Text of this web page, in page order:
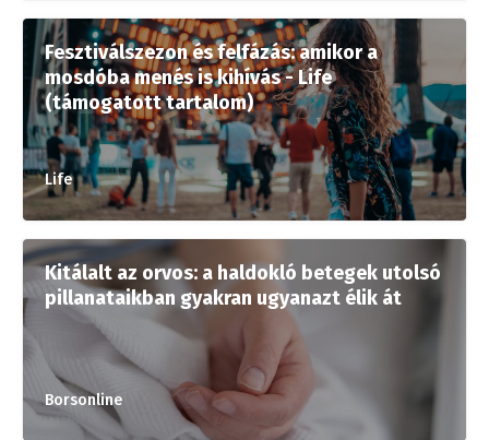
Fesztiválszezon és felfázás: amikor a
mosdóba menés is kihívás - Life
(támogatott tartalom)
Life
Kitálalt az orvos: a haldokló betegek utolsó
pillanataikban gyakran ugyanazt élik át
Borsonline